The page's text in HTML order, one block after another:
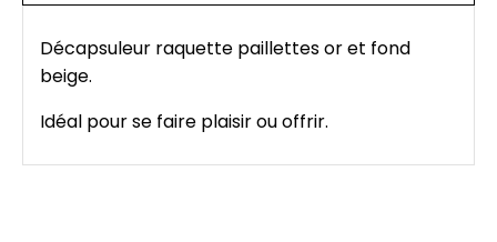
Décapsuleur raquette paillettes or et fond
beige.
Idéal pour se faire plaisir ou offrir.